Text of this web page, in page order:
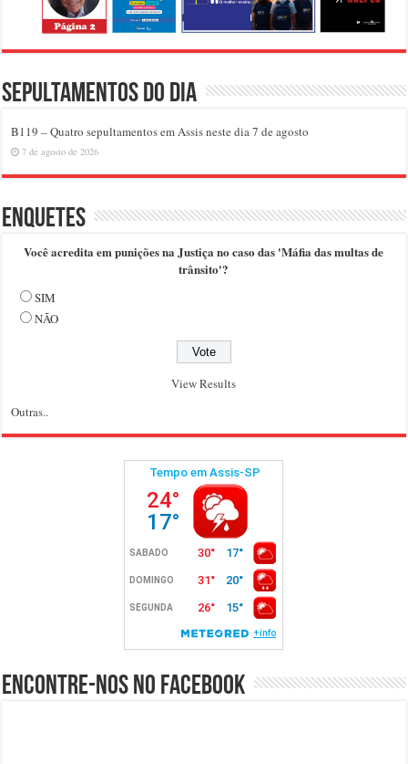
Sepultamentos do dia
B119 – Quatro sepultamentos em Assis neste dia 7 de agosto
7 de agosto de 2026
Enquetes
Você acredita em punições na Justiça no caso das 'Máfia das multas de
trânsito'?
SIM
NÃO
View Results
Outras..
Encontre-nos no Facebook